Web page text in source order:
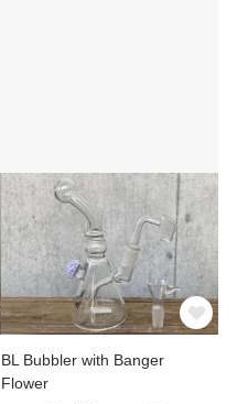
BL Bubbler with Banger
Flower